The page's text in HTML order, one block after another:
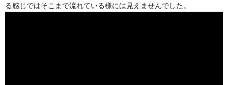
る感じではそこまで流れている様には見えませんでした。